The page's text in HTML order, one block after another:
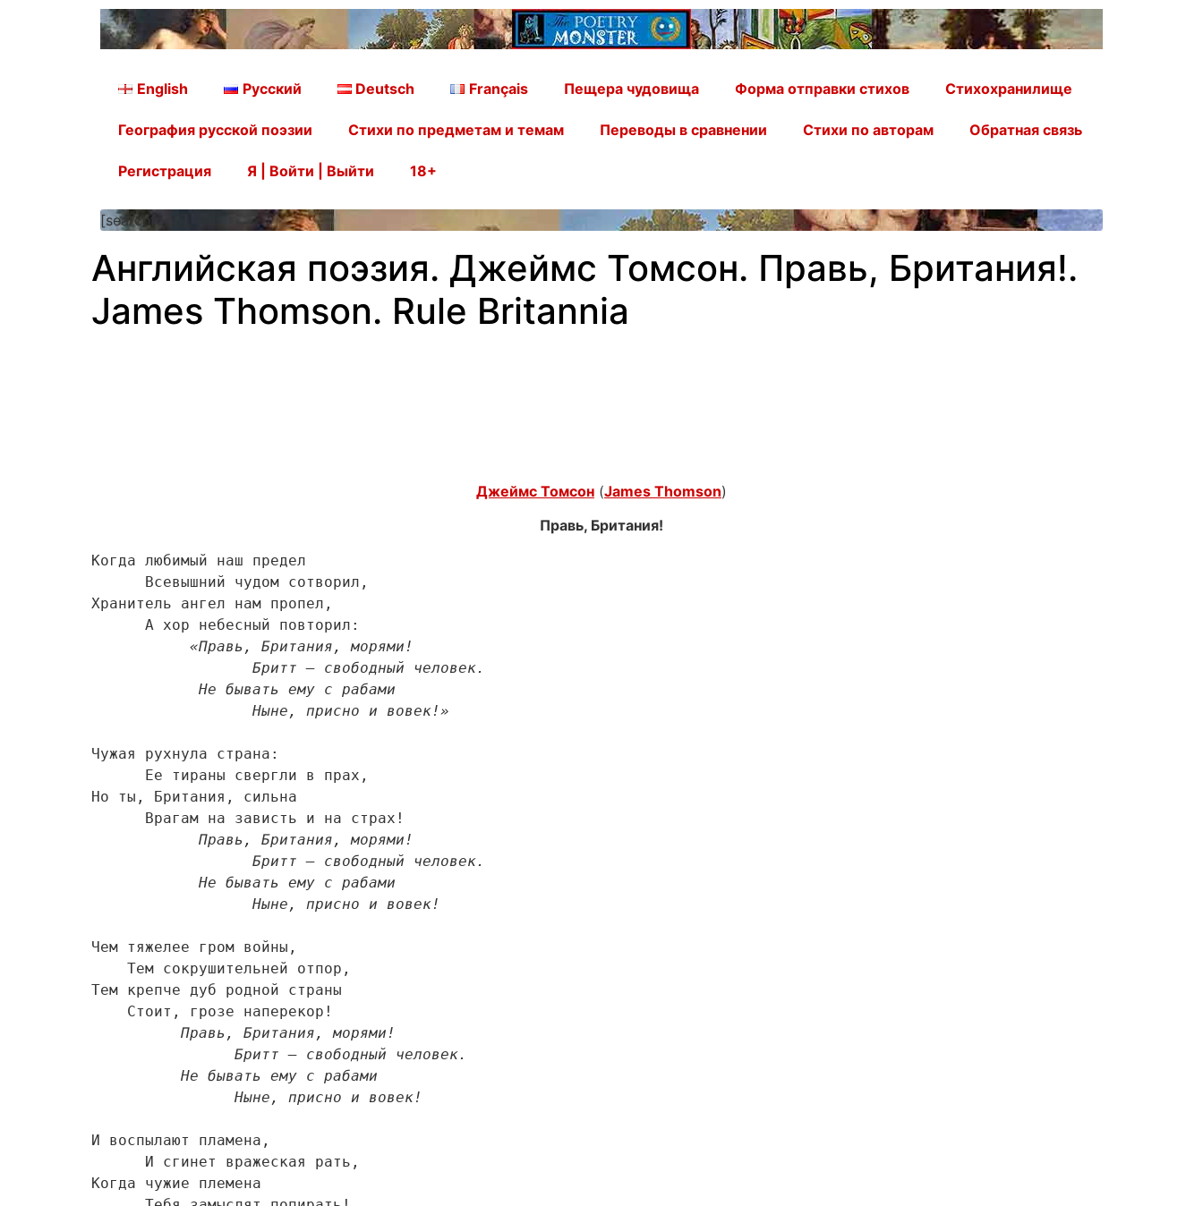
English Русский Deutsch Français Пещера чудовища Форма отправки стихов Стихохранилище
География русской поэзии Стихи по предметам и темам Переводы в сравнении Стихи по авторам Обратная связь
Регистрация Я | Войти | Выйти 18+
[searchform]
Английская поэзия. Джеймс Томсон. Правь, Британия!.
James Thomson. Rule Britannia
Джеймс Томсон (James Thomson)
Правь, Британия!
Когда любимый наш предел
Хранитель ангел нам пропел,
«Правь, Британия, морями!
                  Ныне, присно и вовек!»
Чужая рухнула страна:
Но ты, Британия, сильна
Правь, Британия, морями!
                  Ныне, присно и вовек!
Чем тяжелее гром войны,
Тем крепче дуб родной страны
Правь, Британия, морями!
                Ныне, присно и вовек!
И воспылают пламена,
Когда чужие племена